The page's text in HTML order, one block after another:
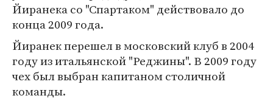
Йиранека со "Спартаком" действовало до
конца 2009 года.
Йиранек перешел в московский клуб в 2004
году из итальянской "Реджины". В 2009 году
чех был выбран капитаном столичной
команды.